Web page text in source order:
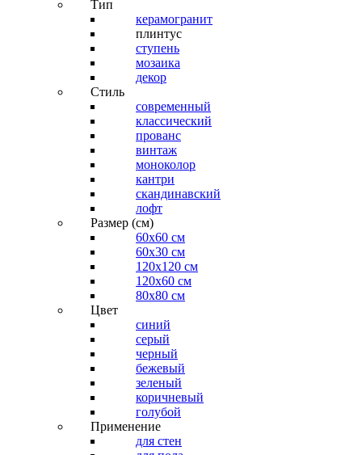
Тип
керамогранит
плинтус
ступень
мозаика
декор
Стиль
современный
классический
прованс
винтаж
моноколор
кантри
скандинавский
лофт
Размер (см)
60х60 см
60x30 см
120x120 см
120x60 см
80x80 см
Цвет
синий
серый
черный
бежевый
зеленый
коричневый
голубой
Применение
для стен